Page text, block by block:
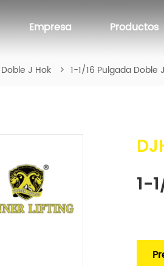
Empresa Productos
Doble J Hok > 1-1/16 Pulgada Doble
1-